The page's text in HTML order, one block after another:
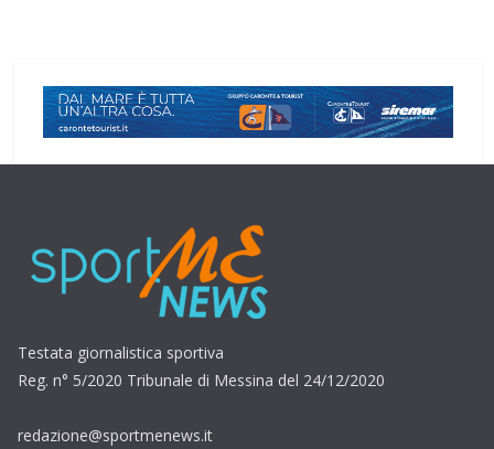
Testata giornalistica sportiva
Reg. n° 5/2020 Tribunale di Messina del 24/12/2020
redazione@sportmenews.it